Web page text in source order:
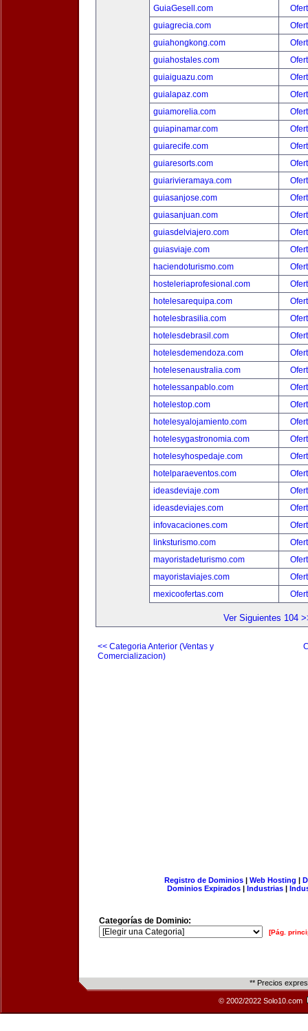
GuiaGesell.com
guiagrecia.com
guiahongkong.com
guiahostales.com
guiaiguazu.com
guialapaz.com
guiamorelia.com
guiapinamar.com
guiarecife.com
guiaresorts.com
guiarivieramaya.com
guiasanjose.com
guiasanjuan.com
guiasdelviajero.com
guiasviaje.com
haciendoturismo.com
hosteleriaprofesional.com
hotelesarequipa.com
hotelesbrasilia.com
hotelesdebrasil.com
hotelesdemendoza.com
hotelesenaustralia.com
hotelessanpablo.com
hotelestop.com
hotelesyalojamiento.com
hotelesygastronomia.com
hotelesyhospedaje.com
hotelparaeventos.com
ideasdeviaje.com
ideasdeviajes.com
infovacaciones.com
linksturismo.com
mayoristadeturismo.com
mayoristaviajes.com
mexicoofertas.com
Ver Siguientes 104
<< Categoria Anterior (Ventas y
Comercializacion)
Registro de Dominios| Web Hosting |
Dominios Expirados | Industrias |
Categorías de Dominio:
[Pág.
** Precios
© 2002/2022 Solo10.com